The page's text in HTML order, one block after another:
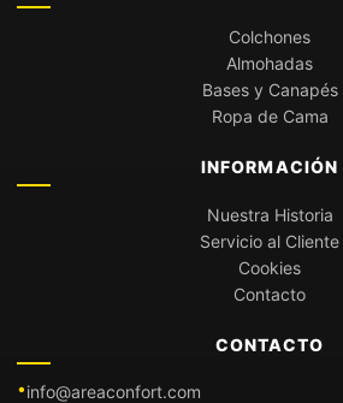
Colchones
Almohadas
Bases y Canapés
Ropa de Cama
INFORMACIÓN
Nuestra Historia
Servicio al Cliente
Cookies
Contacto
CONTACTO
info@areaconfort.com